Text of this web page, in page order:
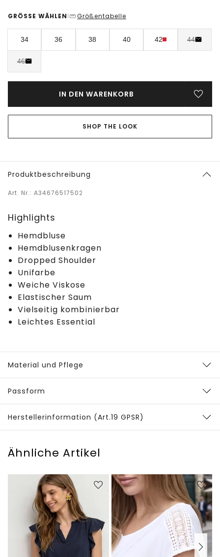
GRÖSSE WÄHLEN | Größentabelle
34 36 38 40 42 44
46
IN DEN WARENKORB
SHOP THE LOOK
Produktbeschreibung
Art. Nr.: A34676517502
Highlights
Hemdbluse
Hemdblusenkragen
Dropped Shoulder
Unifarbe
Weiche Viskose
Elastischer Saum
Vielseitig kombinierbar
Leichtes Essential
Material und Pflege
Passform
Herstellerinformation (Art.19 GPSR)
Ähnliche Artikel